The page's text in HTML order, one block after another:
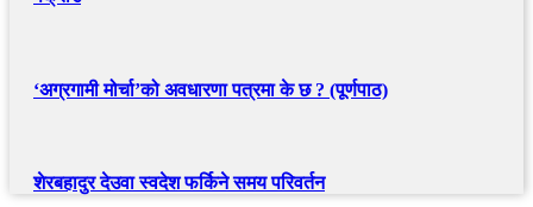
‘अग्रगामी मोर्चा’को अवधारणा पत्रमा के छ ? (पूर्णपाठ)
शेरबहादुर देउवा स्वदेश फर्किने समय परिवर्तन